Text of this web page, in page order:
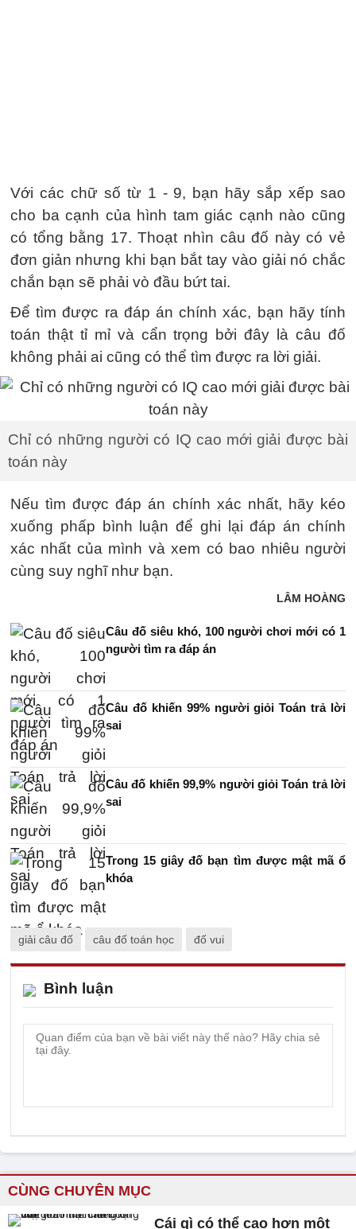
Với các chữ số từ 1 - 9, bạn hãy sắp xếp sao
cho ba cạnh của hình tam giác cạnh nào cũng
có tổng bằng 17. Thoạt nhìn câu đố này có vẻ
đơn giản nhưng khi bạn bắt tay vào giải nó chắc
chắn bạn sẽ phải vò đầu bứt tai.
Để tìm được ra đáp án chính xác, bạn hãy tính
toán thật tỉ mỉ và cẩn trọng bởi đây là câu đố
không phải ai cũng có thể tìm được ra lời giải.
Chỉ có những người có IQ cao mới giải được bài
toán này
Nếu tìm được đáp án chính xác nhất, hãy kéo
xuống phấp bình luận để ghi lại đáp án chính
xác nhất của mình và xem có bao nhiêu người
cùng suy nghĩ như bạn.
LÂM HOÀNG
Câu đố siêu khó, 100 người chơi mới có 1
người tìm ra đáp án
Câu đố khiến 99% người giỏi Toán trả lời
sai
Câu đố khiến 99,9% người giỏi Toán trả lời
sai
Trong 15 giây đố bạn tìm được mật mã ổ
khóa
giải câu đố câu đố toán học đố vui
Bình luận
CÙNG CHUYÊN MỤC
Cái gì có thể cao hơn một